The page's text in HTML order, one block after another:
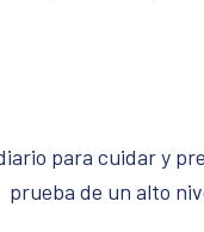
para cuidar y
de un alto